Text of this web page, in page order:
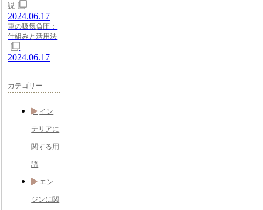
説
2024.06.17
車の吸気負圧：
仕組みと活用法
2024.06.17
カテゴリー
イン
テリアに
関する用
語
エン
ジンに関